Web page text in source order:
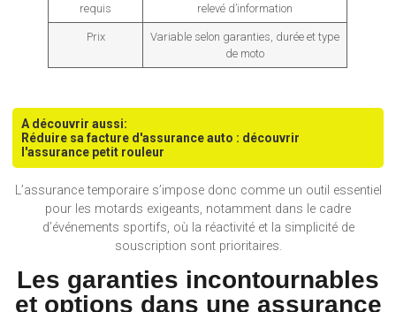
requis
relevé d’information
Prix
Variable selon garanties, durée et type
de moto
A découvrir aussi:
Réduire sa facture d'assurance auto : découvrir
l'assurance petit rouleur
L’assurance temporaire s’impose donc comme un outil essentiel
pour les motards exigeants, notamment dans le cadre
d’événements sportifs, où la réactivité et la simplicité de
souscription sont prioritaires.
Les garanties incontournables
et options dans une assurance